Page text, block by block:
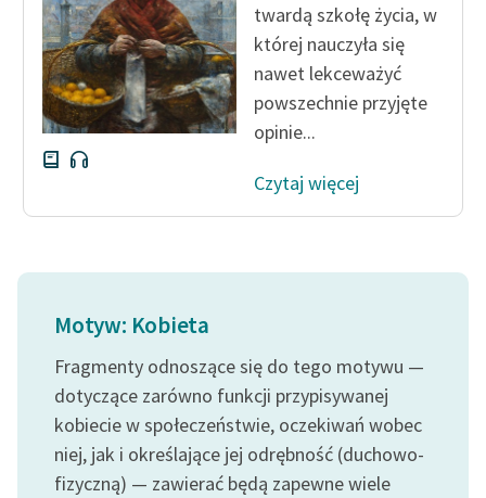
twardą szkołę życia, w
której nauczyła się
nawet lekceważyć
powszechnie przyjęte
opinie...
Czytaj więcej
Motyw: Kobieta
Fragmenty odnoszące się do tego motywu —
dotyczące zarówno funkcji przypisywanej
kobiecie w społeczeństwie, oczekiwań wobec
niej, jak i określające jej odrębność (duchowo-
fizyczną) — zawierać będą zapewne wiele